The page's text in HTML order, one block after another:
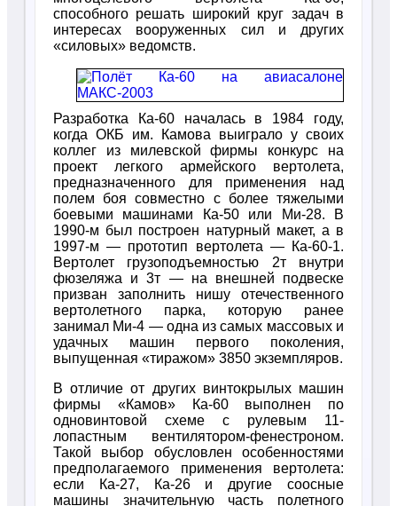
способного решать широкий круг задач в
интересах вооруженных сил и других
«силовых» ведомств.
Разработка Ка-60 началась в 1984 году,
когда ОКБ им. Камова выиграло у своих
коллег из милевской фирмы конкурс на
проект легкого армейского вертолета,
предназначенного для применения над
полем боя совместно с более тяжелыми
боевыми машинами Ка-50 или Ми-28. В
1990-м был построен натурный макет, а в
1997-м — прототип вертолета — Ка-60-1.
Вертолет грузоподъемностью 2т внутри
фюзеляжа и 3т — на внешней подвеске
призван заполнить нишу отечественного
вертолетного парка, которую ранее
занимал Ми-4 — одна из самых массовых и
удачных машин первого поколения,
выпущенная «тиражом» 3850 экземпляров.
В отличие от других винтокрылых машин
фирмы «Камов» Ка-60 выполнен по
одновинтовой схеме с рулевым 11-
лопастным вентилятором-фенестроном.
Такой выбор обусловлен особенностями
предполагаемого применения вертолета:
если Ка-27, Ка-26 и другие соосные
машины значительную часть полетного